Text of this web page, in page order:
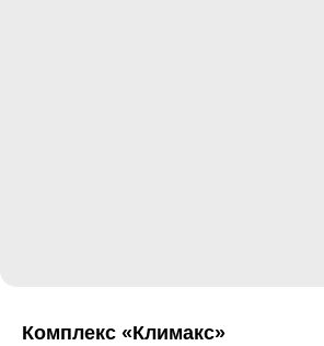
Комплекс «Климакс»